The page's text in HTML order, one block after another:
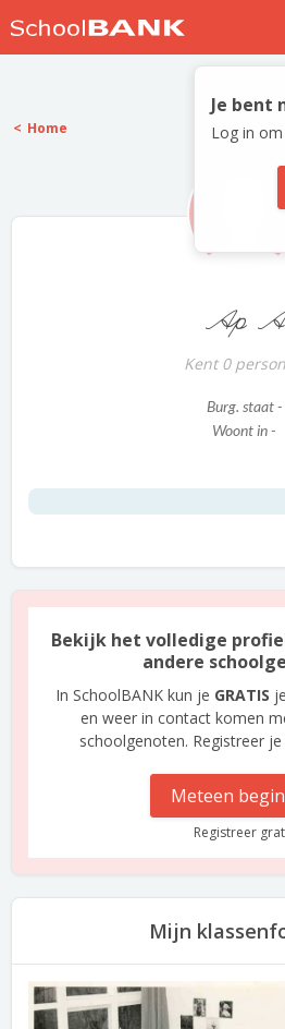
Nostalgische
Log in
Meld je gratis
Je bent
Log in
Home
Ap A
Kent 0
Burg. staat -
Woont in -
Bekijk het volledige
andere
In SchoolBANK kun je GRATIS
en weer in contact komen
schoolgenoten. Registreer
Meteen
Registreer
Mijn